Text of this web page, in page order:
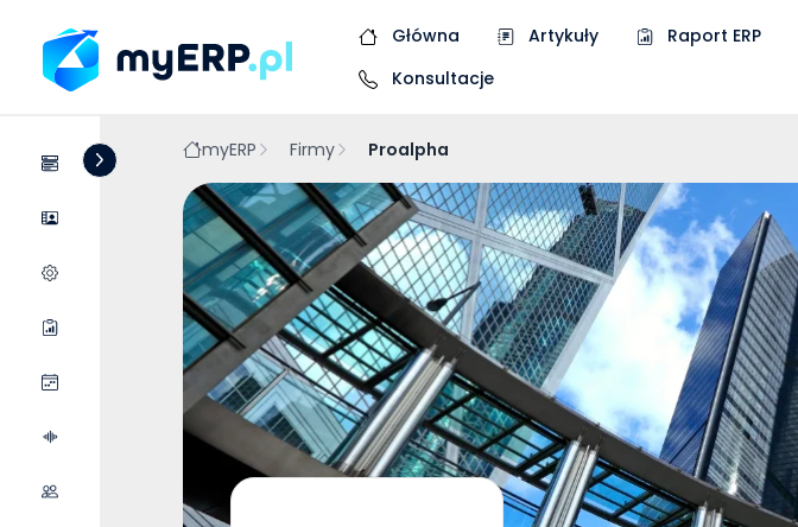
Główna Artykuły Raport ERP
Konsultacje
Systemy
Wycena wdrożenia
myERP Firmy Proalpha